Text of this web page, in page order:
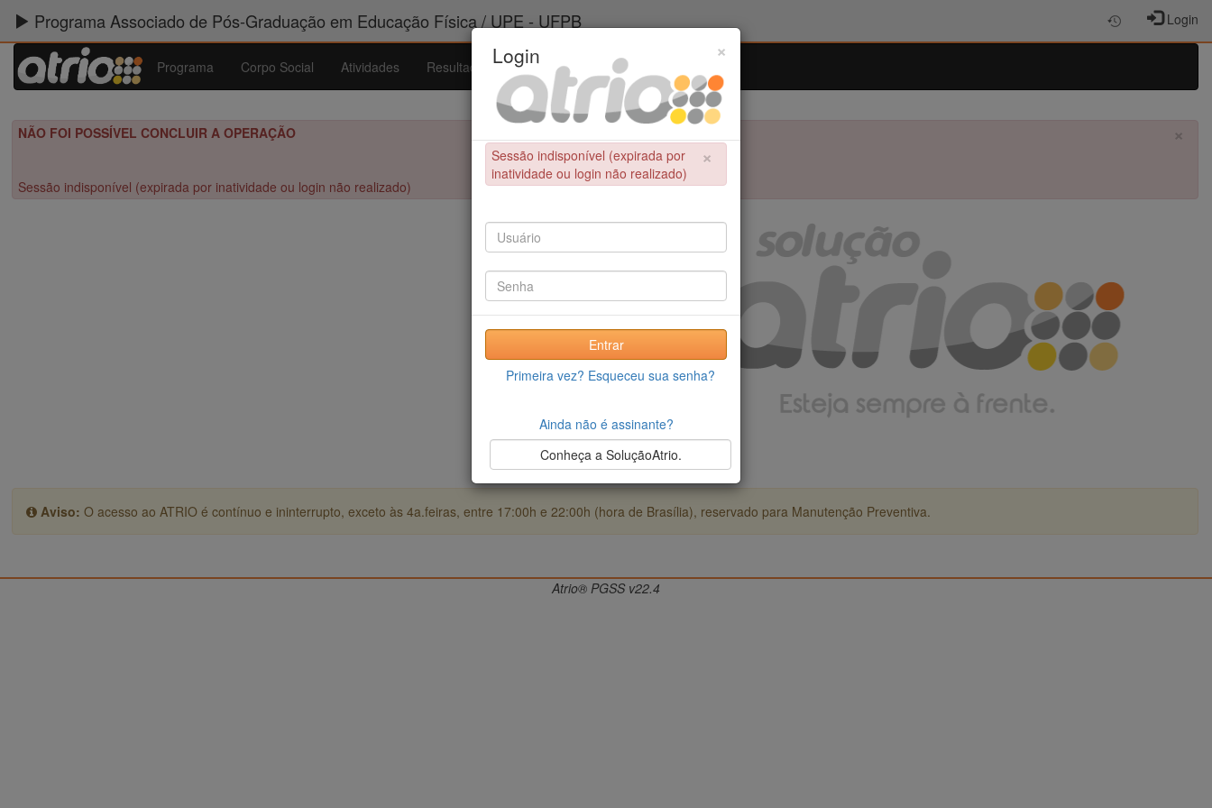
Programa Associado de Pós-Graduação em Educação Física / UPE - UFPB Login
Programa Corpo Social Atividades Resultados Admissão Ferramentas
×
NÃO FOI POSSÍVEL CONCLUIR A OPERAÇÃO
Sessão indisponível (expirada por inatividade ou login não realizado)
Aviso: O acesso ao ATRIO é contínuo e ininterrupto, exceto às 4a.feiras, entre 17:00h e 22:00h (hora de Brasília), reservado para Manutenção Preventiva.
×
Login
×
Sessão indisponível (expirada por
inatividade ou login não realizado)
Entrar
Primeira vez? Esqueceu sua senha?
Ainda não é assinante?
Conheça a SoluçãoAtrio.
Atrio® PGSS v22.4